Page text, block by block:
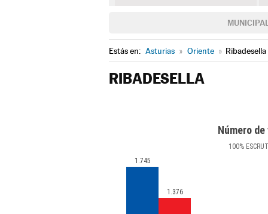
Estás en: Asturias » Oriente » Ribadesella
RIBADESELLA
Número
100%
1.745
1.376